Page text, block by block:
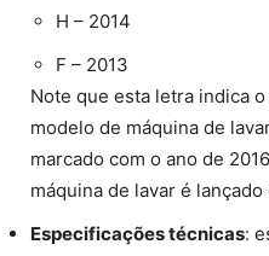
H – 2014
F – 2013
Note que esta letra indica
modelo de máquina de
marcado com o ano de
máquina de lavar é
Especificações técnicas: